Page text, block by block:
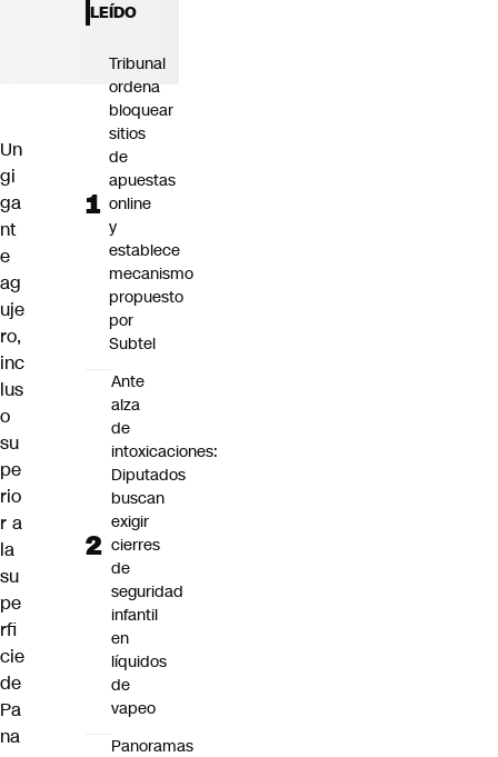
Un
gi
ga
nt
e
ag
uje
ro,
inc
lus
o
su
pe
rio
r a
la
su
pe
rfi
cie
de
Pa
na
LEÍDO
Tribunal
ordena
bloquear
sitios
de
apuestas
online
y
establece
mecanismo
propuesto
por
Subtel
Ante
alza
de
intoxicaciones:
Diputados
buscan
exigir
cierres
de
seguridad
infantil
en
líquidos
de
vapeo
Panoramas